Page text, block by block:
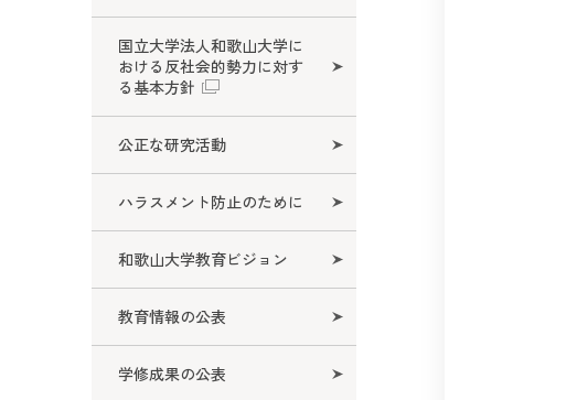
国立大学法人和歌山大学に
おける反社会的勢力に対す
る基本方針
公正な研究活動
ハラスメント防止のために
和歌山大学教育ビジョン
教育情報の公表
学修成果の公表